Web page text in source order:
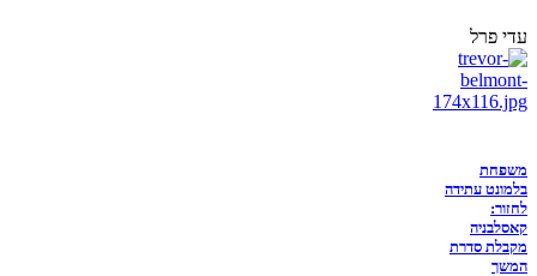
עדי פרל
משפחת
בלמונט עתידה
לחזור:
קאסלבניה
מקבלת סדרת
המשך